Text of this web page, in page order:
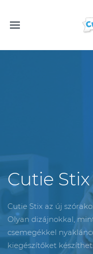
Cutie
Cutie Stix az új
Olyan dizájnokkal,
csemegékkel
kiegészítőket